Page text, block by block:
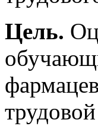
Цель.